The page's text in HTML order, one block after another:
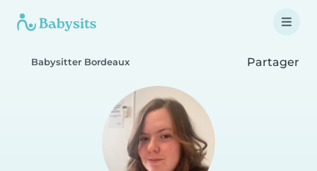
Babysitter Bordeaux Partager